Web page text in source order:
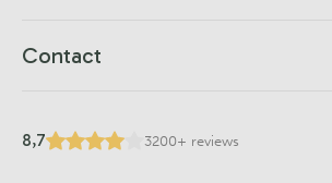
Contact
8,7 3200+ reviews